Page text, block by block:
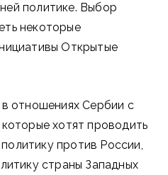
политике. Выбор
некоторые
Открытые
в отношениях Сербии с
хотят проводить
против России,
страны Западных